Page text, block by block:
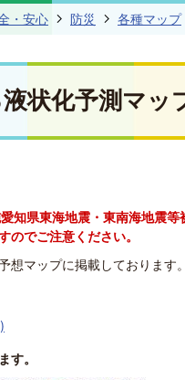
・安心 防災 各種マップ
状化予測マッ
知県東海地震・東南海地震
のでご注意ください。
マップに掲載しております。
す。